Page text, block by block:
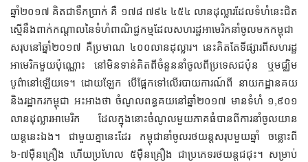
ឆ្នាំ​២០១៧​ ​គិត​ជា​ទឹក​ប្រាក់​ គឺ​ ១៧៨ ៧៩៤ ៤៥៤ ​លាន​ដុល្លារ​ដែល​ទំហំ​នេះ​ជិត​
ស្មើ​នឹង​ពាក់​កណ្ដាល​នៃ​ទំហំ​ពាណិជ្ជកម្ម​​ដែល​សហរដ្ឋ​អាមេរិក​នាំ​ចូល​មក​កម្ពុជា​
សរុប​​នៅ​ឆ្នាំ​២០១៧ ​គឺ​ប្រមាណ​ ៤០០​លាន​ដុល្លារ។ ​នេះ​គិត​តែ​ទីផ្សារ​​ពី​សហរដ្ឋ​​
អាមេរិក​មួយ​ប៉ុណ្ណោះ នៅ​មិន​ទាន់​គិត​ពី​ចំនួន​នាំ​ចូល​ពី​ប្រទេស​ជប៉ុន ឬ​មជ្ឈិម
បូព៌ា​នៅ​ឡើយ​ទេ។ ដោយ​ឡែក ​បើ​​ផ្អែក​ទៅ​លើ​របាយការណ៍​ពី នាយកដ្ឋាន​គយ
និង​រដ្ឋាករ​កម្ពុជា អះអាង​ថា ចំណូល​​ពន្ធ​គយ​នៅ​ឆ្នាំ​២០១៧​ មាន​ទំហំ​ ១,៩០១
លាន​ដុល្លារ​អាមេរិក ដែល​ក្នុង​នោះ​ចំណូល​មួយ​ភាគ​ធំ​​បាន​ពី​​ការ​នាំ​ចូល​យាន
យន្ត​នេះ​ឯង។ ជា​មួយ​គ្នា​នេះ​ដែរ​ ​កម្ពុជា​នាំ​ចូល​រថយន្ត​សរុប​មួយ​ឆ្នាំ​ ចន្លោះ​ពី
៦-៧ម៉ឺន​គ្រឿង ​​ហើយ​ប្រហែល​ ៥ម៉ឺន​គ្រឿង ជា​ប្រភេទ​​រថយន្ត​​ជជុះ។ ​សម្រាប់​